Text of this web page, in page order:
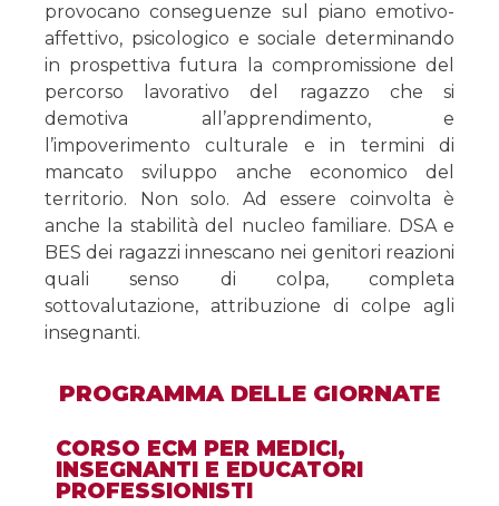
provocano conseguenze sul piano emotivo-
affettivo, psicologico e sociale determinando
in prospettiva futura la compromissione del
percorso lavorativo del ragazzo che si
demotiva all’apprendimento, e
l’impoverimento culturale e in termini di
mancato sviluppo anche economico del
territorio. Non solo. Ad essere coinvolta è
anche la stabilità del nucleo familiare. DSA e
BES dei ragazzi innescano nei genitori reazioni
quali senso di colpa, completa
sottovalutazione, attribuzione di colpe agli
insegnanti.
PROGRAMMA DELLE GIORNATE
CORSO ECM PER MEDICI,
INSEGNANTI E EDUCATORI
PROFESSIONISTI